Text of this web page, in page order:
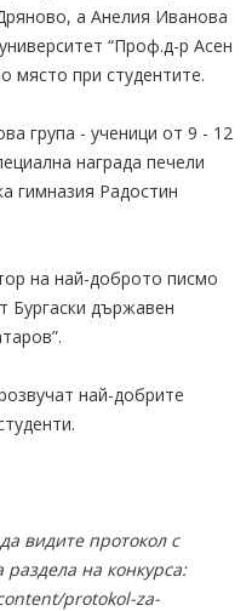
а Анелия Иванова
“Проф.д-р Асен
място при студентите.
група - ученици от 9 - 12
награда печели
гимназия Радостин
на най-доброто писмо
Бургаски държавен
най-добрите
видите протокол с
на конкурса:
protokol-za-